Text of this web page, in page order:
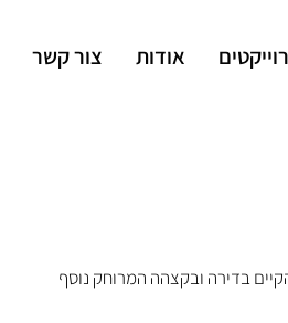
אודות צור קשר
עד לטפחות, במהלך פרויקט תמ"א 38 במסגרתו פורק כל הקיים בדירה ובקצהה המרוחק נוסף